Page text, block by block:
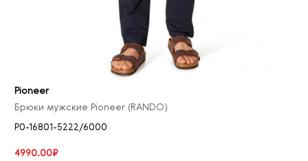
Pioneer
Брюки мужские Pioneer (RANDO)
P0-16801-5222/6000
4990.00₽